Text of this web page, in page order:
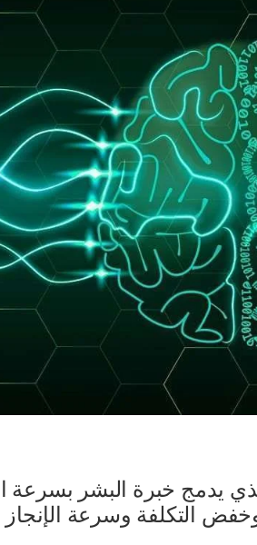
يدمج خبرة البشر بسرعة
وخفض التكلفة وسرعة